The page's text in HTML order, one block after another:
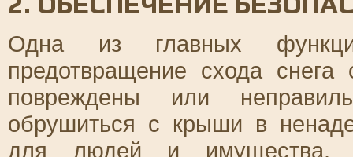
Одна из главных
предотвращение схода
повреждены или
обрушиться с крыши в
для людей и имущества.